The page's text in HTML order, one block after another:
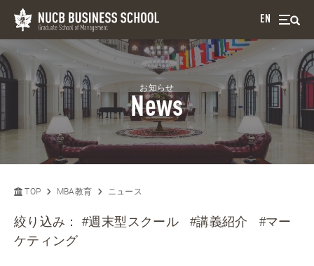
EN
お知らせ
News
TOP MBA教育 ニュース
絞り込み：#週末型スクール #講義紹介
#マー
ケティング